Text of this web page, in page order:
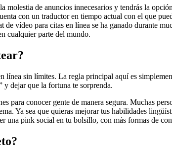
molestia de anuncios innecesarios y tendrás la
con un traductor en tiempo actual con el que
vídeo para citas en línea se ha ganado durante
cualquier parte del mundo.
línea sin límites. La regla principal aquí es
y dejar que la fortuna te sorprenda.
para conocer gente de manera segura. Muchas
Ya sea que quieras mejorar tus habilidades
una pink social en tu bolsillo, con más formas de